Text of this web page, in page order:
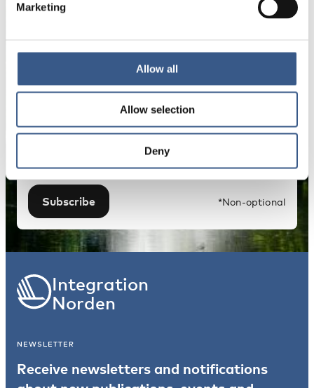
Marketing
Allow all
Allow selection
Deny
E-mail *
parties. For more information, please read our
Privacy Policy.
Subscribe *Non-optional
Integration
Norden
NEWSLETTER
Receive newsletters and notifications